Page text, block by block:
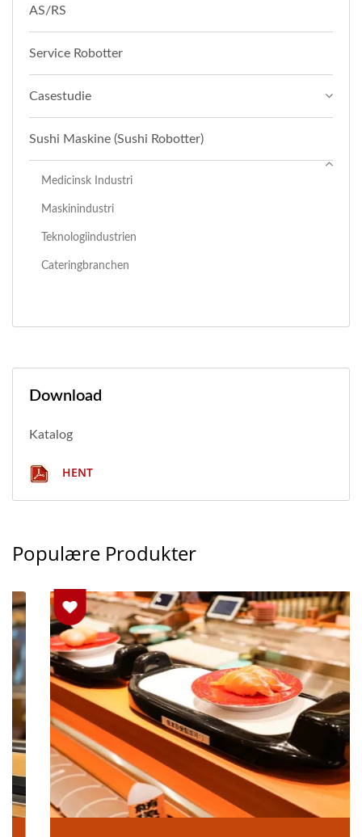
AS/RS
Service Robotter
Casestudie
Sushi Maskine (Sushi Robotter)
Medicinsk Industri
Maskinindustri
Teknologiindustrien
Cateringbranchen
Download
Katalog
HENT
Populære Produkter